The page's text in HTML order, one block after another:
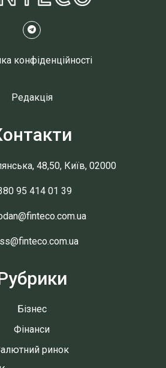
конфіденційності
Редакція
48,50, Київ, 02000
95 414 01 39
Бізнес
Фінанси
ринок